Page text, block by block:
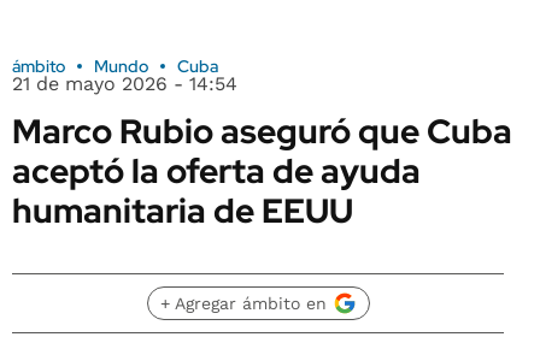
ámbito Mundo Cuba
21 de mayo 2026 - 14:54
Marco Rubio aseguró que Cuba
aceptó la oferta de ayuda
humanitaria de EEUU
+ Agregar ámbito en